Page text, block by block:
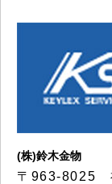
(株)鈴木金物
〒963-8025